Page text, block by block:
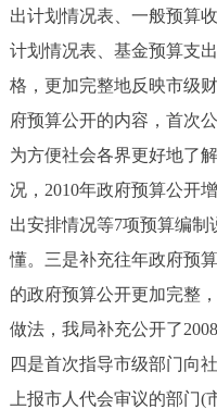
参与调查
北京概况
绿色北京
ENGLISH
DEUTSCH
出计划情况表、一般预算
计划情况表、基金预算支
格，更加完整地反映市级
府预算公开的内容，首次
为方便社会各界更好地了
况，2010年政府预算公开
出安排情况等7项预算编
懂。三是补充往年政府预
的政府预算公开更加完整
做法，我局补充公开了
四是首次指导市级部门向
上报市人代会审议的部门